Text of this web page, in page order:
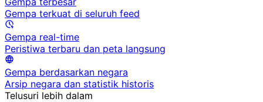
Gempa terkuat di seluruh feed
Gempa real-time
Peristiwa terbaru dan peta langsung
Gempa berdasarkan negara
Arsip negara dan statistik historis
Telusuri lebih dalam